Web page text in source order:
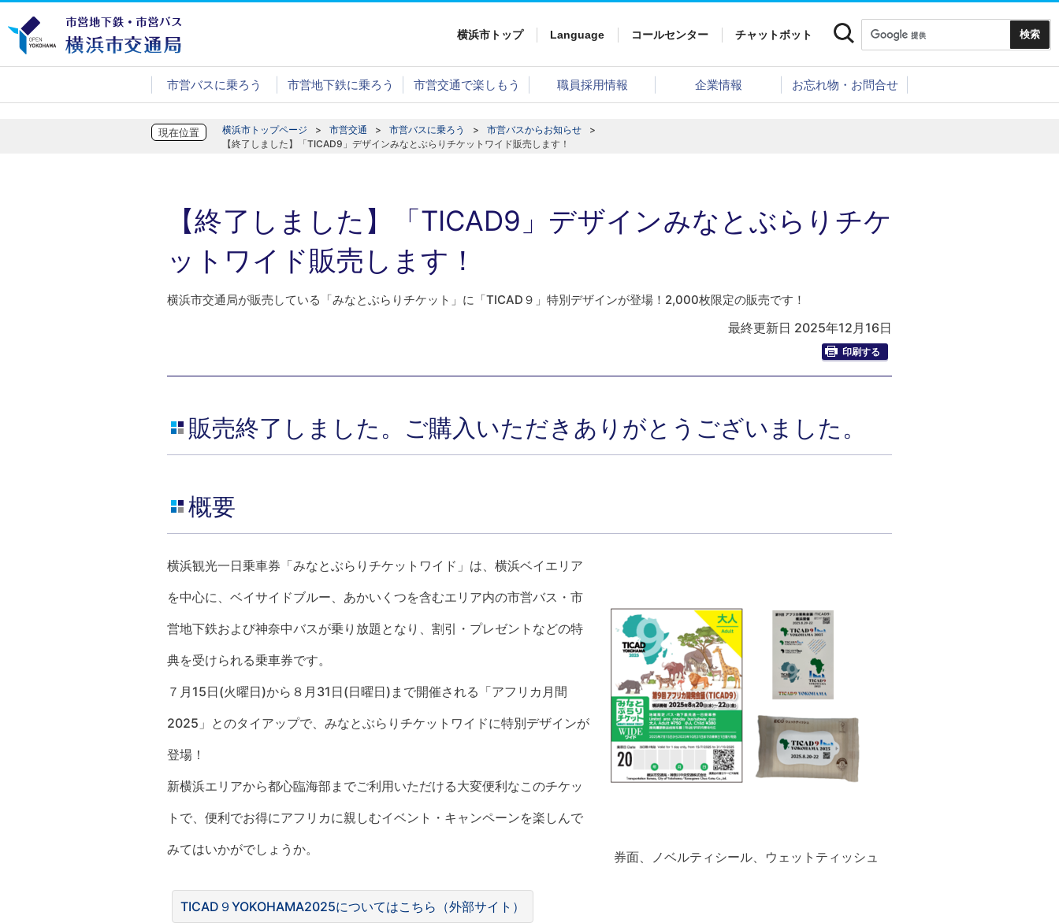
横浜市トップ Language コールセンター チャットボット
市営バスに乗ろう 市営地下鉄に乗ろう 市営交通で楽しもう 職員採用情報 企業情報 お忘れ物・お問合せ
現在位置 横浜市トップページ 市営交通 市営バスに乗ろう
市営バスからお知らせ
【終了しました】「TICAD9」デザインみなとぶらりチケットワイド販売します！
【終了しました】「TICAD9」デザインみなとぶらりチケ
ットワイド販売します！
横浜市交通局が販売している「みなとぶらりチケット」に「TICAD９」特別デザインが登場！2,000枚限定の販売です！
最終更新日 2025年12月16日
印刷する
販売終了しました。ご購入いただきありがとうございました。
概要
券面、ノベルティシール、ウェットティッシュ
横浜観光一日乗車券「みなとぶらりチケットワイド」は、横浜ベイエリア
を中心に、ベイサイドブルー、あかいくつを含むエリア内の市営バス・市
営地下鉄および神奈中バスが乗り放題となり、割引・プレゼントなどの特
典を受けられる乗車券です。
７月15日(火曜日)から８月31日(日曜日)まで開催される「アフリカ月間
2025」とのタイアップで、みなとぶらりチケットワイドに特別デザインが
登場！
新横浜エリアから都心臨海部までご利用いただける大変便利なこのチケッ
トで、便利でお得にアフリカに親しむイベント・キャンペーンを楽しんで
みてはいかがでしょうか。
TICAD９YOKOHAMA2025についてはこちら（外部サイト）